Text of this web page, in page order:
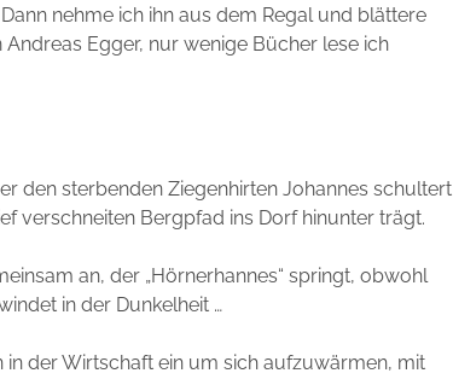
nehme ich ihn aus dem Regal und blättere
Egger, nur wenige Bücher lese ich
den sterbenden Ziegenhirten Johannes schultert
verschneiten Bergpfad ins Dorf hinunter trägt.
an, der „Hörnerhannes“ springt, obwohl
in der Dunkelheit …
der Wirtschaft ein um sich aufzuwärmen, mit